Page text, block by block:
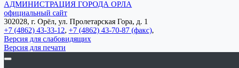
АДМИНИСТРАЦИЯ ГОРОДА ОРЛА
официальный сайт
302028, г. Орёл, ул. Пролетарская Гора, д. 1
+7 (4862) 43-33-12, +7 (4862) 43-70-87 (факс),
Версия для слабовидящих
Версия для печати